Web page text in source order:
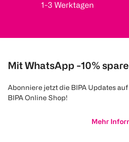
1-3 Werktagen
Mit WhatsApp -10%
Abonniere jetzt die BIPA Updates
BIPA Online Shop!
Mehr